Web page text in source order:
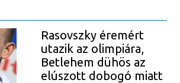
Rasovszky éremért
utazik az olimpiára,
Betlehem dühös az
elúszott dobogó miatt